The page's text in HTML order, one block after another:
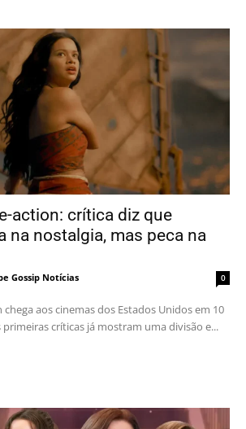
action: crítica diz que
na nostalgia, mas peca na
Gossip Notícias 0
aos cinemas dos Estados Unidos em 10
primeiras críticas já mostram uma divisão e...